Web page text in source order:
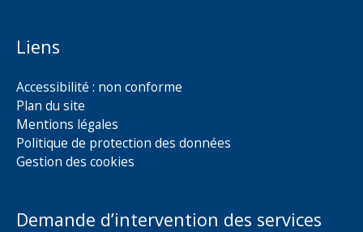
Liens
Accessibilité : non conforme
Plan du site
Mentions légales
Politique de protection des données
Gestion des cookies
Demande d’intervention des services